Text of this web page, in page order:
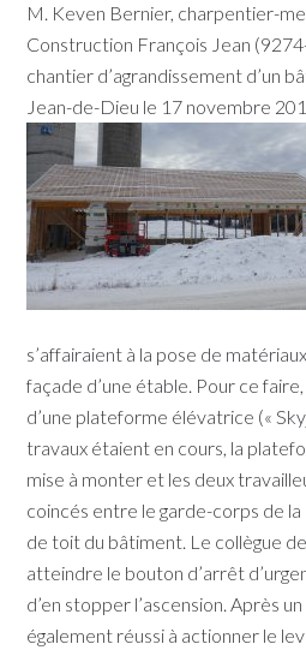
M. Keven Bernier, charpentier-
Construction François Jean
chantier d’agrandissement d’un
Jean-de-Dieu le 17 novembre
s’affairaient à la pose de
façade d’une étable. Pour ce
d’une plateforme élévatrice («
travaux étaient en cours, la
mise à monter et les deux
coincés entre le garde-corps de
de toit du bâtiment. Le collègue
atteindre le bouton d’arrêt
d’en stopper l’ascension. Après
également réussi à actionner le